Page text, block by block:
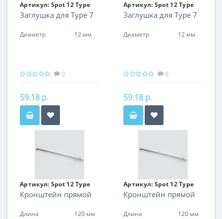
Артикул: Spot 12 Type
08
Заглушка для Type 7
Диаметр 12 мм
0
59.18 р.
Артикул: Spot 12 Type
08
Заглушка для Type 7
Диаметр 12 мм
0
59.18 р.
Артикул: Spot 12 Type
15
Кронштейн прямой
Длина
120 мм
Артикул: Spot 12 Type
15
Кронштейн прямой
Длина
120 мм